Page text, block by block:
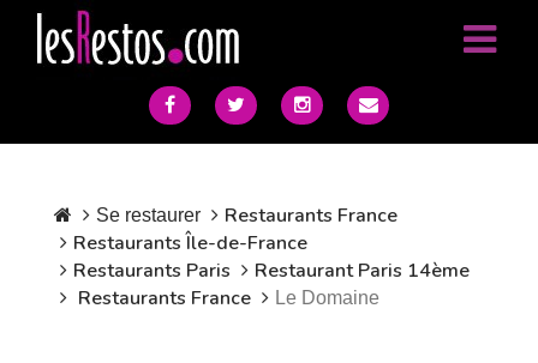
Se restaurer
Restaurants France
Restaurants Île-de-France
Restaurants Paris
Restaurant Paris 14ème
Restaurants France
Le Domaine